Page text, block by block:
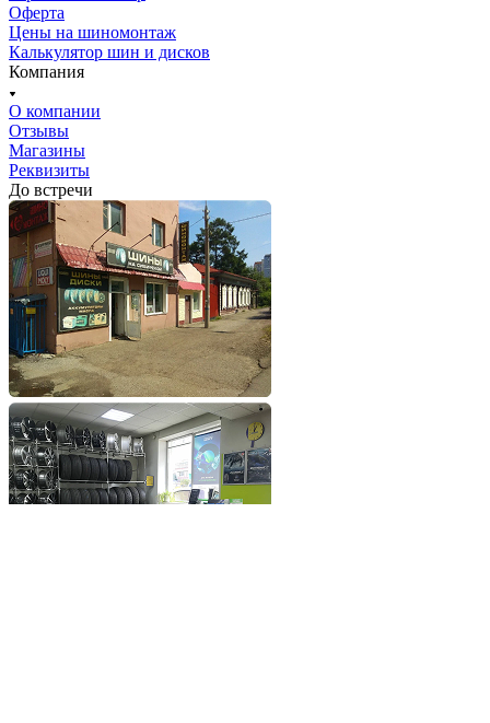
Оферта
Цены на шиномонтаж
Калькулятор шин и дисков
Компания
О компании
Отзывы
Магазины
Реквизиты
До встречи